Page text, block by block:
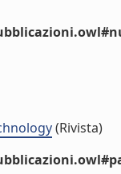
(Rivista)